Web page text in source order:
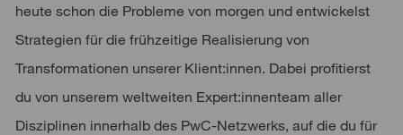
heute schon die Probleme von morgen und entwickelst
Strategien für die frühzeitige Realisierung von
Transformationen unserer Klient:innen. Dabei profitierst
du von unserem weltweiten Expert:innenteam aller
Disziplinen innerhalb des PwC-Netzwerks, auf die du für